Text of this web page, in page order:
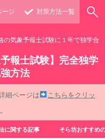
ージ 対策方法一覧
の気象予報士試験に１年で独学合
報士試験】完全独学
方法
細ページは
こちらをクリッ
に関する記事 そら坊おすすめ